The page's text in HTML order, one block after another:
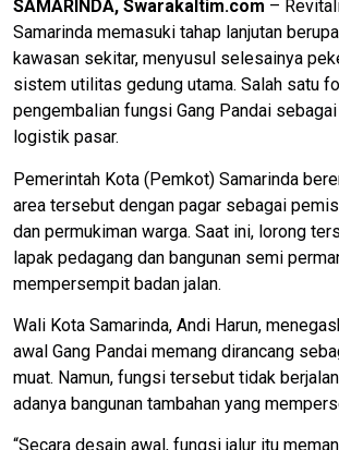
SAMARINDA, Swarakaltim.com –
Samarinda memasuki tahap lanjutan
kawasan sekitar, menyusul selesainya
sistem utilitas gedung utama. Salah satu
pengembalian fungsi Gang Pandai
logistik pasar.
Pemerintah Kota (Pemkot) Samarinda
area tersebut dengan pagar sebagai
dan permukiman warga. Saat ini, lorong
lapak pedagang dan bangunan semi
mempersempit badan jalan.
Wali Kota Samarinda, Andi Harun,
awal Gang Pandai memang dirancang
muat. Namun, fungsi tersebut tidak
adanya bangunan tambahan yang
“Secara desain awal, fungsi jalur itu